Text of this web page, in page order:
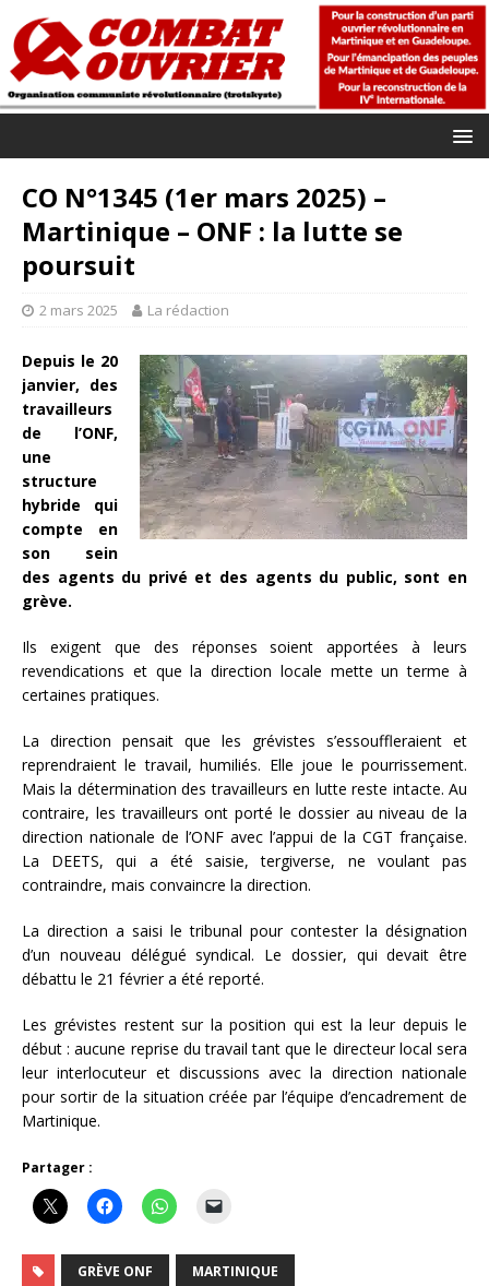
CO N°1345 (1er mars 2025) –
Martinique – ONF : la lutte se
poursuit
2 mars 2025 La rédaction
Depuis le 20
janvier, des
travailleurs
de l’ONF,
une
structure
hybride qui
compte en
son sein
des agents du privé et des agents du public, sont en
grève.
Ils exigent que des réponses soient apportées à leurs
revendications et que la direction locale mette un terme à
certaines pratiques.
La direction pensait que les grévistes s’essouffleraient et
reprendraient le travail, humiliés. Elle joue le pourrissement.
Mais la détermination des travailleurs en lutte reste intacte. Au
contraire, les travailleurs ont porté le dossier au niveau de la
direction nationale de l’ONF avec l’appui de la CGT française.
La DEETS, qui a été saisie, tergiverse, ne voulant pas
contraindre, mais convaincre la direction.
La direction a saisi le tribunal pour contester la désignation
d’un nouveau délégué syndical. Le dossier, qui devait être
débattu le 21 février a été reporté.
Les grévistes restent sur la position qui est la leur depuis le
début : aucune reprise du travail tant que le directeur local sera
leur interlocuteur et discussions avec la direction nationale
pour sortir de la situation créée par l’équipe d’encadrement de
Martinique.
Partager :
GRÈVE ONF MARTINIQUE